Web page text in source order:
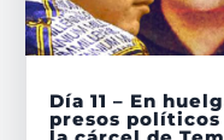
Día 11 – En
presos políticos